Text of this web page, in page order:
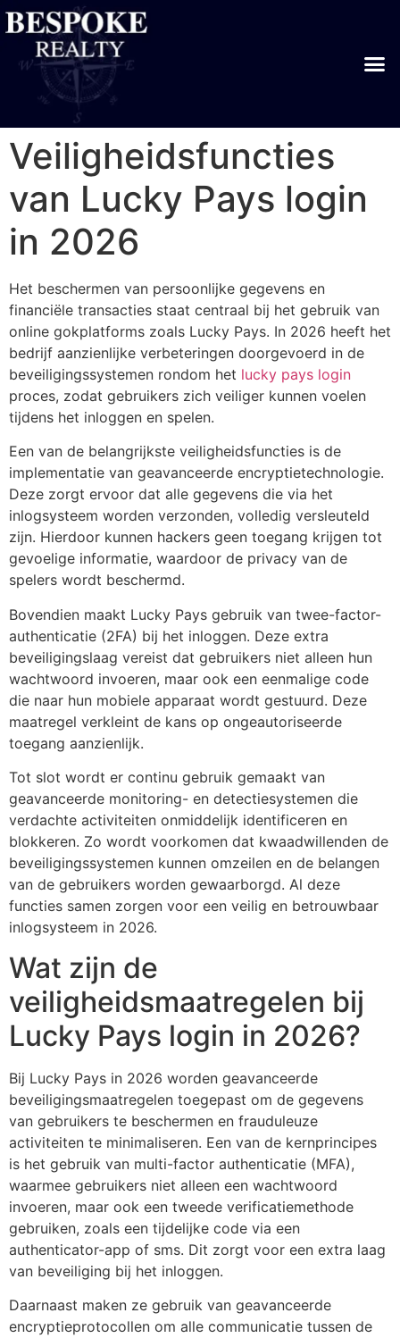
Veiligheidsfuncties
van Lucky Pays login
in 2026
Het beschermen van persoonlijke gegevens en
financiële transacties staat centraal bij het gebruik van
online gokplatforms zoals Lucky Pays. In 2026 heeft het
bedrijf aanzienlijke verbeteringen doorgevoerd in de
beveiligingssystemen rondom het lucky pays login
proces, zodat gebruikers zich veiliger kunnen voelen
tijdens het inloggen en spelen.
Een van de belangrijkste veiligheidsfuncties is de
implementatie van geavanceerde encryptietechnologie.
Deze zorgt ervoor dat alle gegevens die via het
inlogsysteem worden verzonden, volledig versleuteld
zijn. Hierdoor kunnen hackers geen toegang krijgen tot
gevoelige informatie, waardoor de privacy van de
spelers wordt beschermd.
Bovendien maakt Lucky Pays gebruik van twee-factor-
authenticatie (2FA) bij het inloggen. Deze extra
beveiligingslaag vereist dat gebruikers niet alleen hun
wachtwoord invoeren, maar ook een eenmalige code
die naar hun mobiele apparaat wordt gestuurd. Deze
maatregel verkleint de kans op ongeautoriseerde
toegang aanzienlijk.
Tot slot wordt er continu gebruik gemaakt van
geavanceerde monitoring- en detectiesystemen die
verdachte activiteiten onmiddelijk identificeren en
blokkeren. Zo wordt voorkomen dat kwaadwillenden de
beveiligingssystemen kunnen omzeilen en de belangen
van de gebruikers worden gewaarborgd. Al deze
functies samen zorgen voor een veilig en betrouwbaar
inlogsysteem in 2026.
Wat zijn de
veiligheidsmaatregelen bij
Lucky Pays login in 2026?
Bij Lucky Pays in 2026 worden geavanceerde
beveiligingsmaatregelen toegepast om de gegevens
van gebruikers te beschermen en frauduleuze
activiteiten te minimaliseren. Een van de kernprincipes
is het gebruik van multi-factor authenticatie (MFA),
waarmee gebruikers niet alleen een wachtwoord
invoeren, maar ook een tweede verificatiemethode
gebruiken, zoals een tijdelijke code via een
authenticator-app of sms. Dit zorgt voor een extra laag
van beveiliging bij het inloggen.
Daarnaast maken ze gebruik van geavanceerde
encryptieprotocollen om alle communicatie tussen de